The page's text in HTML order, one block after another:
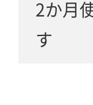
2か月
す